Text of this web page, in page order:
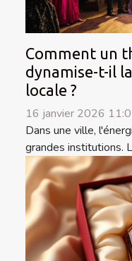
Comment un
dynamise-t-il
locale ?
16 janvier 2026
Dans une ville,
grandes institutions.